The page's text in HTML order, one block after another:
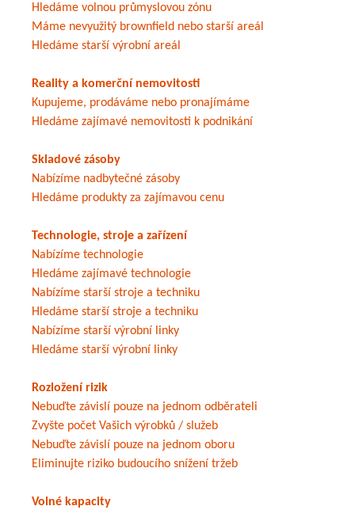
Hledáme volnou průmyslovou zónu
Máme nevyužitý brownfield nebo starší areál
Hledáme starší výrobní areál
Reality a komerční nemovitosti
Kupujeme, prodáváme nebo pronajímáme
Hledáme zajímavé nemovitosti k podnikání
Skladové zásoby
Nabízíme nadbytečné zásoby
Hledáme produkty za zajímavou cenu
Technologie, stroje a zařízení
Nabízíme technologie
Hledáme zajímavé technologie
Nabízíme starší stroje a techniku
Hledáme starší stroje a techniku
Nabízíme starší výrobní linky
Hledáme starší výrobní linky
Rozložení rizik
Nebuďte závislí pouze na jednom odběrateli
Zvyšte počet Vašich výrobků / služeb
Nebuďte závislí pouze na jednom oboru
Eliminujte riziko budoucího snížení tržeb
Volné kapacity